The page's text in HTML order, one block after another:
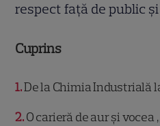
respect față de public
Cuprins
1 De la Chimia Industrială
2 O carieră de aur și